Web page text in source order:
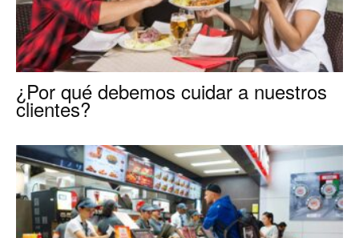
¿Por qué debemos cuidar a nuestros
clientes?